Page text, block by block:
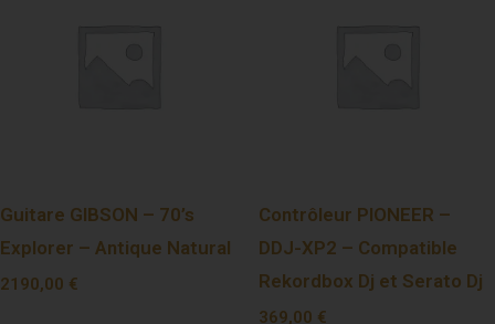
Guitare GIBSON – 70’s
Explorer – Antique Natural
2190,00 €
Contrôleur PIONEER –
DDJ-XP2 – Compatible
Rekordbox Dj et Serato Dj
369,00 €